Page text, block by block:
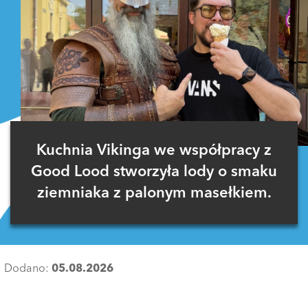
Kuchnia Vikinga we współpracy z
Good Lood stworzyła lody o smaku
ziemniaka z palonym masełkiem.
Dodano: 05.08.2026